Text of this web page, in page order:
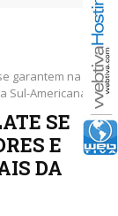
garantem na
Sul-Americana
SE
E
DA